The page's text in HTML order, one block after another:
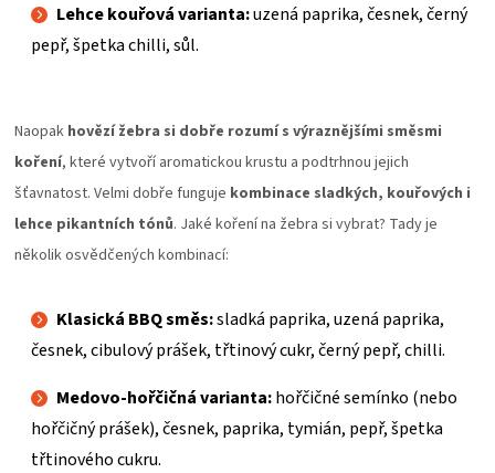
Lehce kouřová varianta:uzená paprika, česnek, černý
pepř, špetka chilli, sůl.
Naopak hovězí žebra si dobře rozumí s výraznějšími směsmi
koření, které vytvoří aromatickou krustu a podtrhnou jejich
šťavnatost. Velmi dobře funguje kombinace sladkých, kouřových i
lehce pikantních tónů. Jaké koření na žebra si vybrat? Tady je
několik osvědčených kombinací:
Klasická BBQ směs:sladká paprika, uzená paprika,
česnek, cibulový prášek, třtinový cukr, černý pepř, chilli.
Medovo-hořčičná varianta:hořčičné semínko (nebo
hořčičný prášek), česnek, paprika, tymián, pepř, špetka
třtinového cukru.